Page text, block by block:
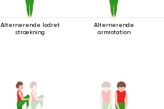
Alternerende lodret
strækning
Alternerende
armrotation